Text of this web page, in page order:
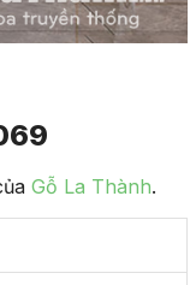
Gỗ La Thành.